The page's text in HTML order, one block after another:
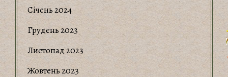
Січень 2024
Грудень 2023
Листопад 2023
Жовтень 2023